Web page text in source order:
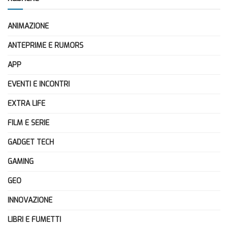
ANIMAZIONE
ANTEPRIME E RUMORS
APP
EVENTI E INCONTRI
EXTRA LIFE
FILM E SERIE
GADGET TECH
GAMING
GEO
INNOVAZIONE
LIBRI E FUMETTI